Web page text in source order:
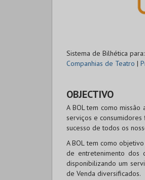
Sistema de Bilhética para:
Companhias de Teatro |
OBJECTIVO
A BOL tem como
serviços e
sucesso de todos os
A BOL tem como
de entretenimento dos
disponibilizando um
de Venda diversificados.